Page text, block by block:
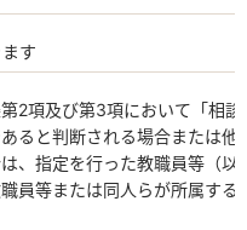
す
2項及び第3項において「相
ると判断される場合または
、指定を行った教職員等（
員等または同人らが所属す